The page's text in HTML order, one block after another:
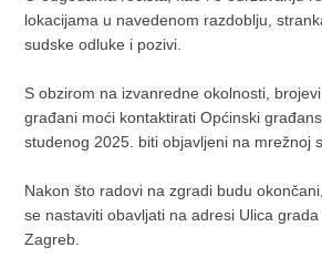
lokacijama u navedenom razdoblju,
sudske odluke i pozivi.
S obzirom na izvanredne okolnosti,
građani moći kontaktirati Općinski
studenog 2025. biti objavljeni na mrežnoj
Nakon što radovi na zgradi budu
se nastaviti obavljati na adresi Ulica grada
Zagreb.